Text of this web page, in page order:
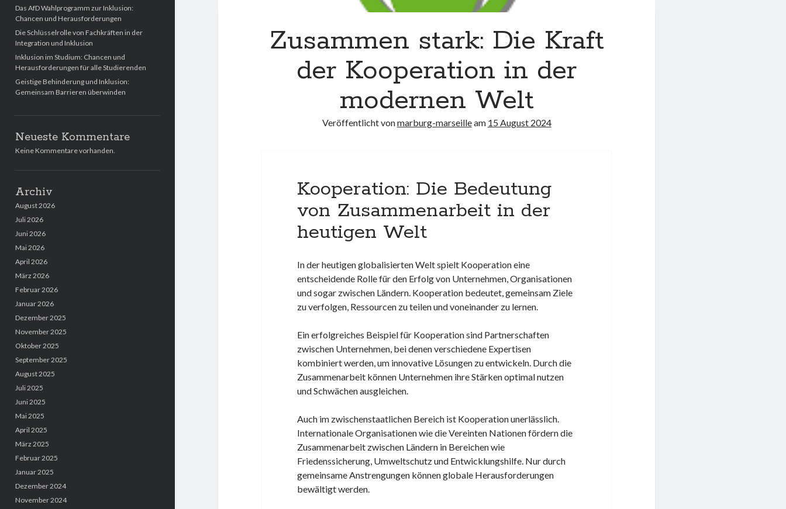
Das AfD Wahlprogramm zur Inklusion:
Chancen und Herausforderungen
Die Schlüsselrolle von Fachkräften in der
Integration und Inklusion
Inklusion im Studium: Chancen und
Herausforderungen für alle Studierenden
Geistige Behinderung und Inklusion:
Gemeinsam Barrieren überwinden
Neueste Kommentare
Keine Kommentare vorhanden.
Archiv
August 2026
Juli 2026
Juni 2026
Mai 2026
April 2026
März 2026
Februar 2026
Januar 2026
Dezember 2025
November 2025
Oktober 2025
September 2025
August 2025
Juli 2025
Juni 2025
Mai 2025
April 2025
März 2025
Februar 2025
Januar 2025
Dezember 2024
November 2024
Zusammen stark: Die Kraft
der Kooperation in der
modernen Welt
Veröffentlicht vonmarburg-marseilleam 15 August 2024
Kooperation: Die Bedeutung
von Zusammenarbeit in der
heutigen Welt
In der heutigen globalisierten Welt spielt Kooperation eine
entscheidende Rolle für den Erfolg von Unternehmen, Organisationen
und sogar zwischen Ländern. Kooperation bedeutet, gemeinsam Ziele
zu verfolgen, Ressourcen zu teilen und voneinander zu lernen.
Ein erfolgreiches Beispiel für Kooperation sind Partnerschaften
zwischen Unternehmen, bei denen verschiedene Expertisen
kombiniert werden, um innovative Lösungen zu entwickeln. Durch die
Zusammenarbeit können Unternehmen ihre Stärken optimal nutzen
und Schwächen ausgleichen.
Auch im zwischenstaatlichen Bereich ist Kooperation unerlässlich.
Internationale Organisationen wie die Vereinten Nationen fördern die
Zusammenarbeit zwischen Ländern in Bereichen wie
Friedenssicherung, Umweltschutz und Entwicklungshilfe. Nur durch
gemeinsame Anstrengungen können globale Herausforderungen
bewältigt werden.